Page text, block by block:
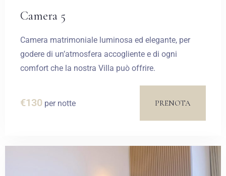
Camera 5
Camera matrimoniale luminosa ed elegante, per
godere di un’atmosfera accogliente e di ogni
comfort che la nostra Villa può offrire.
€130 per notte PRENOTA